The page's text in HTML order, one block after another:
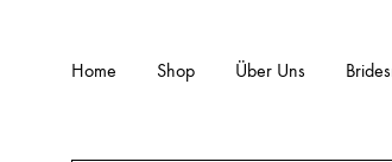
Home Shop Über Uns